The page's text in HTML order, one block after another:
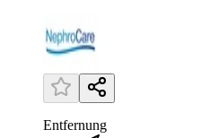
Entfernung